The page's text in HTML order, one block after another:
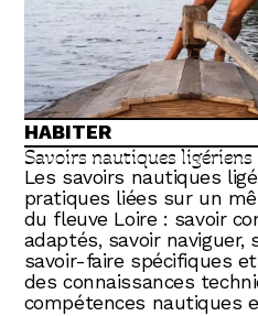
HABITER
Savoirs nautiques ligériens
Les savoirs nautiques
pratiques liées sur un
du fleuve Loire : savoir
adaptés, savoir naviguer,
savoir-faire spécifiques
des connaissances
compétences nautiques